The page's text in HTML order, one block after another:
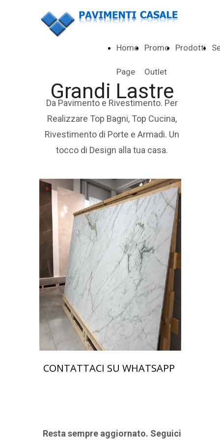
Home
Page
Promo
Outlet
Prodotti
Grandi Lastre
Da Pavimento e Rivestimento. Per
Realizzare Top Bagni, Top Cucina,
Rivestimento di Porte e Armadi. Un
tocco di Design alla tua casa.
CONTATTACI SU WHATSAPP
Resta sempre aggiornato. Seguici